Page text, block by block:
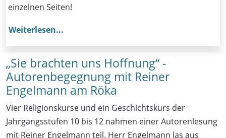
einzelnen Seiten!
Weiterlesen...
„Sie brachten uns Hoffnung“ -
Autorenbegegnung mit Reiner
Engelmann am Röka
Vier Religionskurse und ein Geschichtskurs der
Jahrgangsstufen 10 bis 12 nahmen einer Autorenlesung
mit Reiner Engelmann teil. Herr Engelmann las aus